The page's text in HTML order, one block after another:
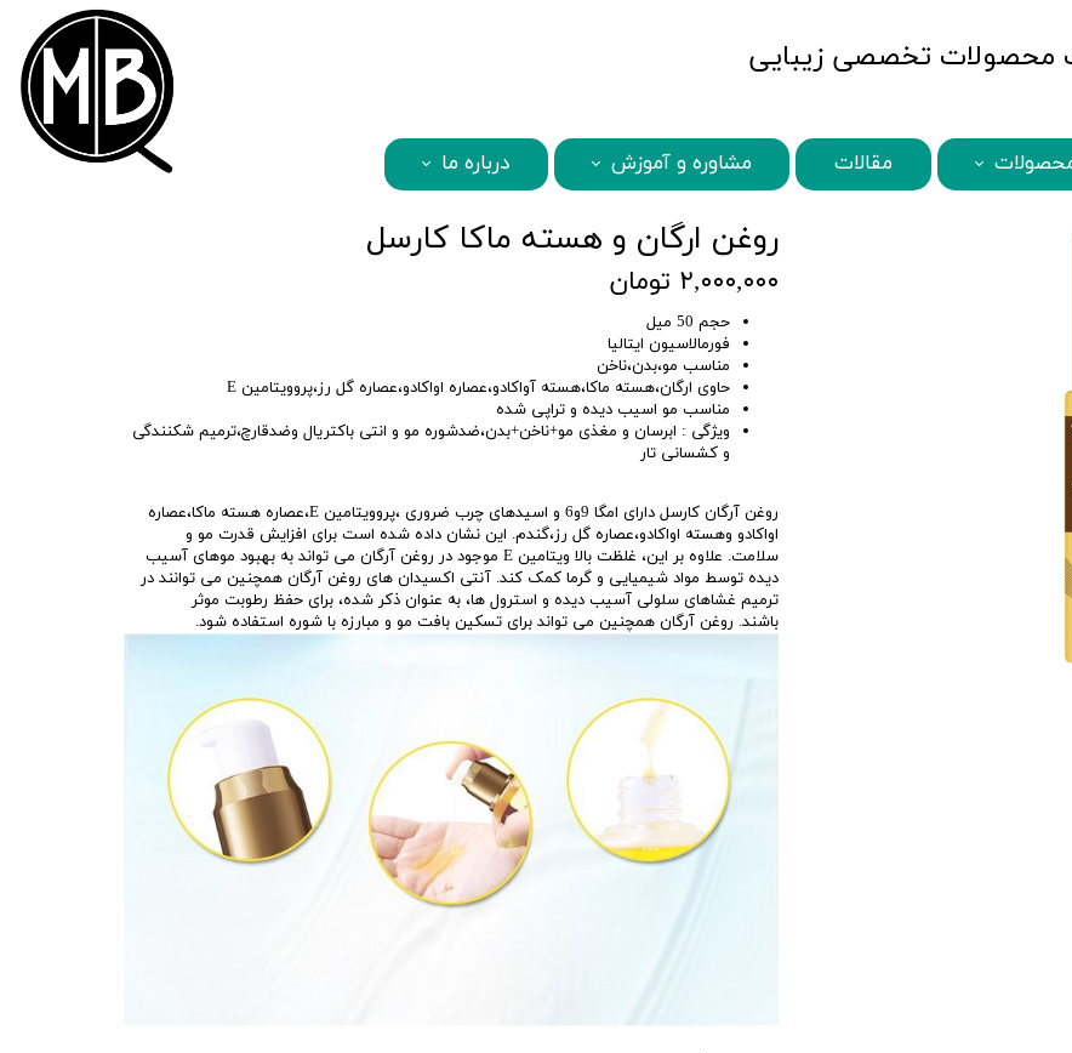
مقالات مشاوره و آموزش درباره ما
روغن ارگان و هسته ماکا کارسل
۲,۰۰۰,۰۰۰ تومان
حجم 50 میل
فورمالاسیون ایتالیا
مناسب مو،بدن،ناخن
حاوی ارگان،هسته ماکا،هسته آواکادو،عصاره اواکادو،عصاره گل رز،پروویتامین E
مناسب مو اسیب دیده و تراپی شده
ویژگی : ابرسان و مغذی مو+ناخن+بدن،ضدشوره مو و انتی باکتریال وضدقارچ،ترمیم شکنندگی
و کشسانی تار
روغن آرگان کارسل دارای امگا 9و6 و اسیدهای چرب ضروری ،پروویتامین E،عصاره هسته ماکا،عصاره
اواکادو وهسته اواکادو،عصاره گل رز،گندم. این نشان داده شده است برای افزایش قدرت مو و
سلامت. علاوه بر این، غلظت بالا ویتامین E موجود در روغن آرگان می تواند به بهبود موهای آسیب
دیده توسط مواد شیمیایی و گرما کمک کند. آنتی اکسیدان های روغن آرگان همچنین می توانند در
ترمیم غشاهای سلولی آسیب دیده و استرول ها، به عنوان ذکر شده، برای حفظ رطوبت موثر
باشند. روغن آرگان همچنین می تواند برای تسکین بافت مو و مبارزه با شوره استفاده شود.